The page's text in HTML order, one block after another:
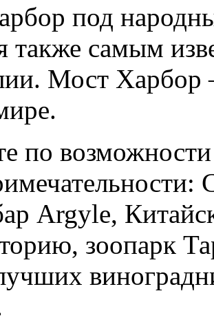
под
также самым
Мост
по
Argyle,
зоопарк